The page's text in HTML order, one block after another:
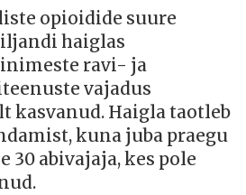
opioidide suure
haiglas
ravi- ja
vajadus
kasvanud. Haigla taotleb
kuna juba praegu
30 abivajaja, kes pole